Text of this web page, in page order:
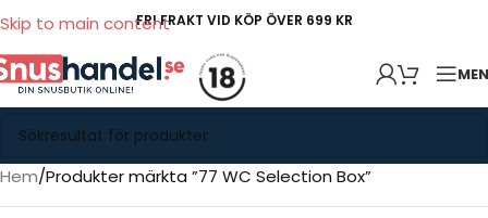
Skip to main contentFRI FRAKT VID KÖP ÖVER 699 KR
Hem Produkter märkta ”77 WC Selection Box”